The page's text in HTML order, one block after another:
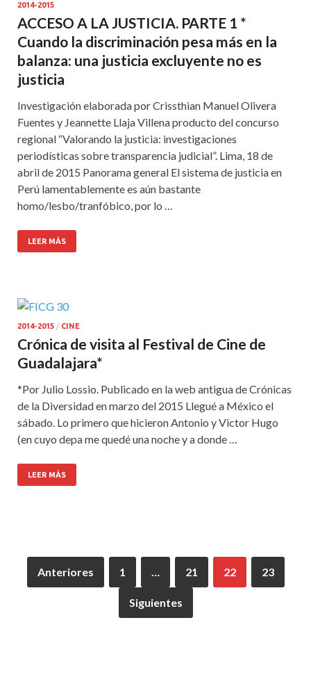
2014-2015
ACCESO A LA JUSTICIA. PARTE 1 *
Cuando la discriminación pesa más en la
balanza: una justicia excluyente no es
justicia
Investigación elaborada por Crissthian Manuel Olivera
Fuentes y Jeannette Llaja Villena producto del concurso
regional “Valorando la justicia: investigaciones
periodísticas sobre transparencia judicial”. Lima, 18 de
abril de 2015 Panorama general El sistema de justicia en
Perú lamentablemente es aún bastante
homo/lesbo/tranfóbico, por lo …
LEER MÁS
2014-2015 / CINE
Crónica de visita al Festival de Cine de
Guadalajara*
*Por Julio Lossio. Publicado en la web antigua de Crónicas
de la Diversidad en marzo del 2015 Llegué a México el
sábado. Lo primero que hicieron Antonio y Victor Hugo
(en cuyo depa me quedé una noche y a donde …
LEER MÁS
Anteriores 1 … 21 22 23
Siguientes